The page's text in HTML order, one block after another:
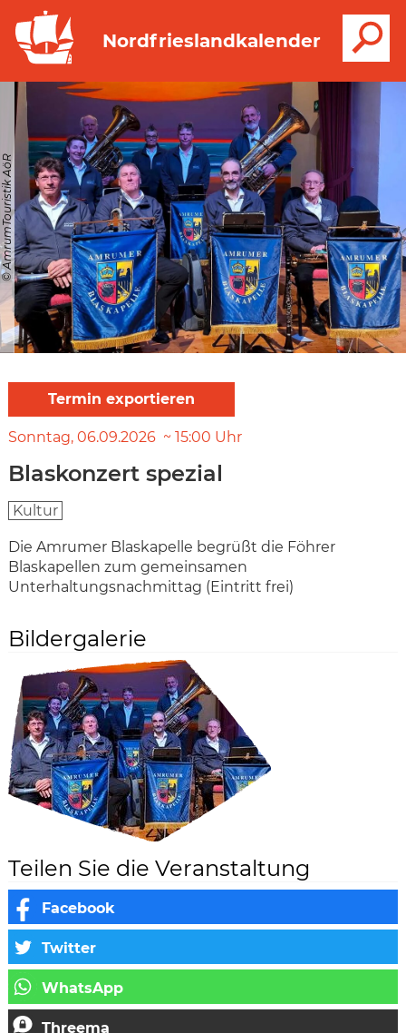
Nordfrieslandkalender
© AmrumTouristik AöR
Sonntag 06.09.2026 15:00 Uhr
Blaskonzert spezial
Kultur
Die Amrumer Blaskapelle begrüßt die Föhrer
Blaskapellen zum gemeinsamen
Unterhaltungsnachmittag (Eintritt frei)
Bildergalerie
Teilen Sie die Veranstaltung